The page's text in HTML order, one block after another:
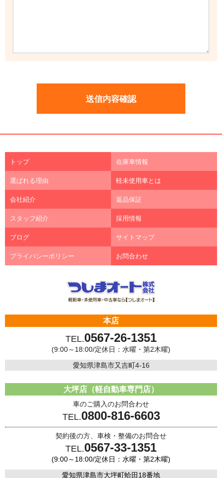
トップ 在庫車情報
選ばれる理由 軽未使用車とは
会社紹介 返品保証
スタッフ紹介 採用情報
ブログ サイトマップ
プライバシーポリシー お問合わせ
本店
TEL.0567-26-1351
(9:00～18:00/定休日：水曜・第2木曜)
愛知県津島市又吉町4-16
大坪店（軽自動車専門店）
車のご購入のお問合わせ
TEL.0800-816-6603
契約後の方、車検・整備のお問合せ
TEL.0567-33-1351
(9:00～18:00/定休日：水曜・第2木曜)
愛知県津島市大坪町蛤田18番地